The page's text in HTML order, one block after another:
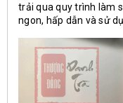
trải qua quy trình làm
ngon, hấp dẫn và sử